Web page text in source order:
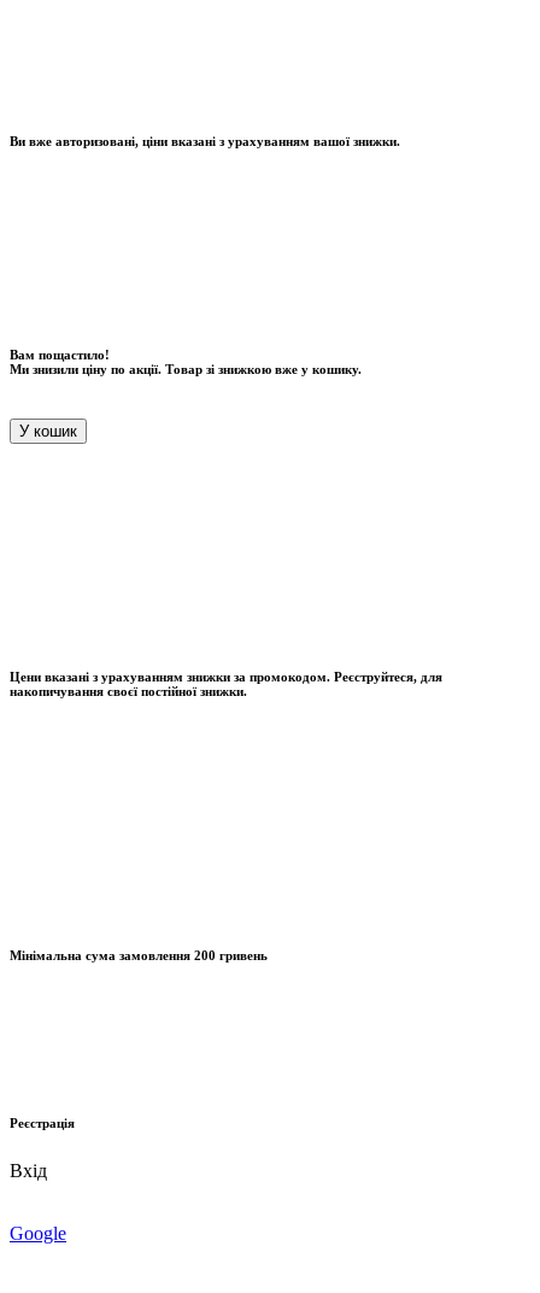
Ви вже авторизовані, ціни вказані з урахуванням вашої знижки.
Вам пощастило!
Ми знизили ціну по акції. Товар зі знижкою вже у кошику.
У кошик
Цени вказані з урахуванням знижки за промокодом. Реєструйтеся, для
накопичування своєї постійної знижки.
Мінімальна сума замовлення 200 гривень
Реєстрація
Вхід
Google